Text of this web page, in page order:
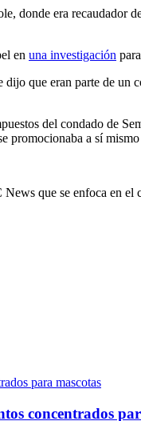
donde era
en una investigación
que eran parte de
del condado de
a sí
que se enfoca en
concentrados